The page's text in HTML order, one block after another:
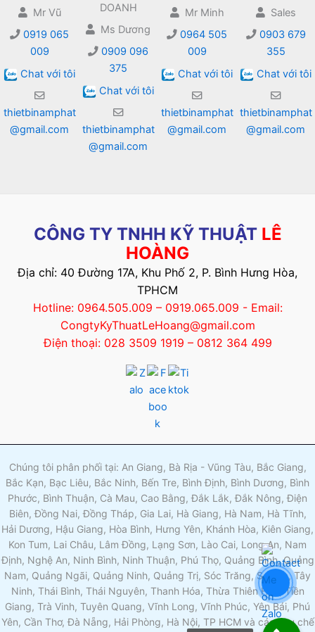
Mr Vũ
0919 065
009
Chat với tôi
thietbinamphat
@gmail.com
DOANH
Ms Dương
0909 096
375
Chat với tôi
thietbinamphat
@gmail.com
Mr Minh
0964 505
009
Chat với tôi
thietbinamphat
@gmail.com
Sales
0903 679
355
Chat với tôi
thietbinamphat
@gmail.com
CÔNG TY TNHH KỸ THUẬT LÊ
HOÀNG
Địa chỉ: 40 Đường 17A, Khu Phố 2, P. Bình Hưng Hòa,
TPHCM
Hotline: 0964.505.009 – 0919.065.009 - Email:
CongtyKyThuatLeHoang@gmail.com
Điện thoại: 028 3509 1919 – 0812 364 499
Chúng tôi phân phối tại: An Giang, Bà Rịa - Vũng Tàu, Bắc Giang,
Bắc Kạn, Bạc Liêu, Bắc Ninh, Bến Tre, Bình Định, Bình Dương, Bình
Phước, Bình Thuận, Cà Mau, Cao Bằng, Đắk Lắk, Đắk Nông, Điện
Biên, Đồng Nai, Đồng Tháp, Gia Lai, Hà Giang, Hà Nam, Hà Tĩnh,
Hải Dương, Hậu Giang, Hòa Bình, Hưng Yên, Khánh Hòa, Kiên Giang,
Kon Tum, Lai Châu, Lâm Đồng, Lạng Sơn, Lào Cai, Long An, Nam
Định, Nghệ An, Ninh Bình, Ninh Thuận, Phú Thọ, Quảng Bình, Quảng
Nam, Quảng Ngãi, Quảng Ninh, Quảng Trị, Sóc Trăng, Sơn La, Tây
Ninh, Thái Bình, Thái Nguyên, Thanh Hóa, Thừa Thiên Huế, Tiền
Giang, Trà Vinh, Tuyên Quang, Vĩnh Long, Vĩnh Phúc, Yên Bái, Phú
Yên, Cần Thơ, Đà Nẵng, Hải Phòng, Hà Nội, TP HCM và các khu chế